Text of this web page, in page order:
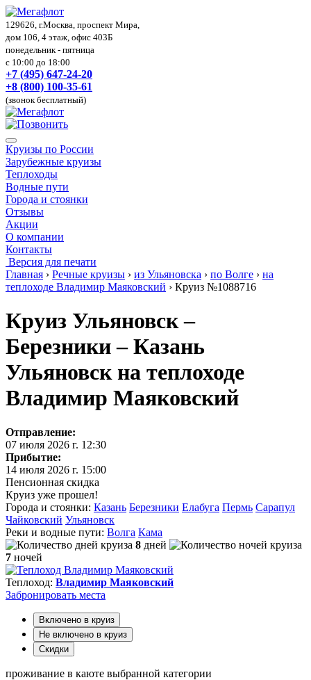
129626, г.Москва, проспект Мира,
дом 106, 4 этаж, офис 403Б
понедельник - пятница
с 10:00 до 18:00
+7 (495) 647-24-20
+8 (800) 100-35-61
(звонок бесплатный)
Круизы по России
Зарубежные круизы
Теплоходы
Водные пути
Города и стоянки
Отзывы
Акции
О компании
Контакты
Версия для печати
Главная › Речные круизы › из Ульяновска › по Волге › на
теплоходе Владимир Маяковский › Круиз №1088716
Круиз Ульяновск –
Березники – Казань
Ульяновск на теплоходе
Владимир Маяковский
Отправление:
07 июля 2026 г. 12:30
Прибытие:
14 июля 2026 г. 15:00
Пенсионная скидка
Круиз уже прошел!
Города и стоянки: Казань Березники Елабуга Пермь Сарапул
Чайковский Ульяновск
Реки и водные пути: Волга Кама
8 дней
7 ночей
Теплоход: Владимир Маяковский
Забронировать места
Включено в круиз
Не включено в круиз
Скидки
проживание в каюте выбранной категории